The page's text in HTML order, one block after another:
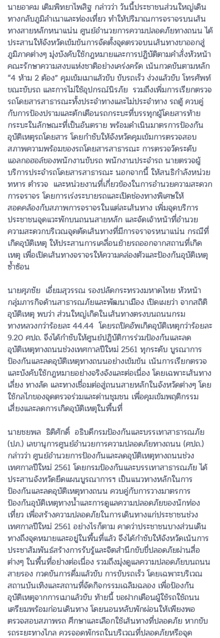
นายอาคม เติมพิทยาไพสิฐ กล่าวว่า วันนี้ประชาชนส่วนใหญ่เดิน
ทางกลับภูมิลำเนาและท่องเที่ยว ทำให้ปริมาณการจราจรบนเส้น
ทางสายหลักหนาแน่น ศูนย์อำนวยการความปลอดภัยทางถนน ได้
ประสานให้จังหวัดเข้มข้นการจัดตั้งจุดตรวจบนเส้นทางขาออกสู่
ภูมิภาคต่างๆ มุ่งบังคับใช้กฎหมายและการปฏิบัติตามคำสั่งหัวหน้า
คณะรักษาความสงบแห่งชาติอย่างเคร่งครัด เน้นกวดขันตามหลัก
“4 ห้าม 2 ต้อง” คุมเข้มเมาแล้วขับ ขับรถเร็ว ง่วงแล้วขับ โทรศัพท์
ขณะขับรถ และการไม่ใช้อุปกรณ์นิรภัย รวมถึงเพิ่มการเรียกตรวจ
รถโดยสารสาธารณะทั้งประจำทางและไม่ประจำทาง รถตู้ ควบคู่
กับการป้องปรามและตักเตือนรถกระบะที่บรรทุกผู้โดยสารท้าย
กระบะในลักษณะที่เป็นอันตราย พร้อมดำเนินมาตรการป้องกัน
อุบัติเหตุรถโดยสาร โดยกำชับให้จังหวัดคุมเข้มการตรวจสอบ
สภาพความพร้อมของรถโดยสารสาธารณะ การตรวจวัดระดับ
แอลกอฮอล์ของพนักงานขับรถ พนักงานประจำรถ นายตรวจผู้
บริการประจำรถโดยสารสาธารณะ นอกจากนี้ ให้สนธิกำลังหน่วย
ทหาร ตำรวจ และหน่วยงานที่เกี่ยวข้องในการอำนวยความสะดวก
การจราจร โดยการเร่งระบายรถและเปิดช่องทางพิเศษให้
สอดคล้องกับสภาพการจราจรในแต่ละเส้นทาง เพิ่มจุดบริการ
ประชาชนจุดแวะพักบนถนนสายหลัก และจัดเจ้าหน้าที่อำนวย
ความสะดวกบริเวณจุดตัดเส้นทางที่มีการจราจรหนาแน่น กรณีที่
เกิดอุบัติเหตุ ให้ประสานการเคลื่อนย้ายรถออกจากสถานที่เกิด
เหตุ เพื่อเปิดเส้นทางจราจรให้ความคล่องตัวและป้องกันอุบัติเหตุ
ซ้ำซ้อน
นายศุภชัย เอี่ยมสุวรรณ รองปลัดกระทรวงมหาดไทย หัวหน้า
กลุ่มภารกิจด้านสาธารณภัยและพัฒนาเมือง เปิดเผยว่า จากสถิติ
อุบัติเหตุ พบว่า ส่วนใหญ่เกิดในเส้นทางตรงบนถนนกรม
ทางหลวงกว่าร้อยละ 44.44 โดยรถปิคอัพเกิดอุบัติเหตุกว่าร้อยละ
9.20 ศปถ. จึงได้กำชับให้ศูนย์ปฏิบัติการร่วมป้องกันและลด
อุบัติเหตุทางถนนช่วงเทศกาลปีใหม่ 2561 ทุกระดับ บูรณาการ
ป้องกันและลดอุบัติเหตุทางถนนอย่างเข้มข้น เน้นการเรียกตรวจ
และบังคับใช้กฎหมายอย่างจริงจังและต่อเนื่อง โดยเฉพาะเส้นทาง
เลี่ยง ทางลัด และทางเชื่อมต่อสู่ถนนสายหลักในจังหวัดต่างๆ โดย
ใช้กลไกของจุดตรวจร่วมและด่านชุมชน เพื่อคุมเข้มพฤติกรรม
เสี่ยงและลดการเกิดอุบัติเหตุในพื้นที่
นายชยพล ธิติศักดิ์ อธิบดีกรมป้องกันและบรรเทาสาธารณภัย
(ปภ.) เลขานุการศูนย์อำนวยการความปลอดภัยทางถนน (ศปถ.)
กล่าวว่า ศูนย์อำนวยการป้องกันและลดอุบัติเหตุทางถนนช่วง
เทศกาลปีใหม่ 2561 โดยกรมป้องกันและบรรเทาสาธารณภัย ได้
ประสานจังหวัดยึดแผนบูรณาการฯ เป็นแนวทางหลักในการ
ป้องกันและลดอุบัติเหตุทางถนน ควบคู่กับการวางมาตรการ
ป้องกันอุบัติเหตุทางน้ำและการดูแลความปลอดภัยของนักท่อง
เที่ยว เพื่อสร้างความปลอดภัยในการเดินทางแก่ประชาชนช่วง
เทศกาลปีใหม่ 2561 อย่างไรก็ตาม คาดว่าประชาชนบางส่วนเดิน
ทางถึงจุดหมายและอยู่ในพื้นที่แล้ว จึงได้กำชับให้จังหวัดเน้นการ
ประชาสัมพันธ์สร้างการรับรู้และจิตสำนึกขับขี่ปลอดภัยผ่านสื่อ
ต่างๆ ในพื้นที่อย่างต่อเนื่อง รวมถึงมุ่งดูแลความปลอดภัยบนถนน
สายรอง กวดขันการดื่มแล้วขับ การขับรถเร็ว โดยเฉพาะบริเวณ
สถานบันเทิงและสถานที่จัดกิจกรรมเฉลิมฉลอง เพื่อป้องกัน
อุบัติเหตุจากการเมาแล้วขับ ท้ายนี้ ขอฝากเตือนผู้ใช้รถใช้ถนน
เตรียมพร้อมก่อนเดินทาง โดยนอนหลับพักผ่อนให้เพียงพอ
ตรวจสอบสภาพรถ ศึกษาและเลือกใช้เส้นทางที่ปลอดภัย หากขับ
รถระยะทางไกล ควรจอดพักรถในบริเวณที่ปลอดภัยหรือจุด